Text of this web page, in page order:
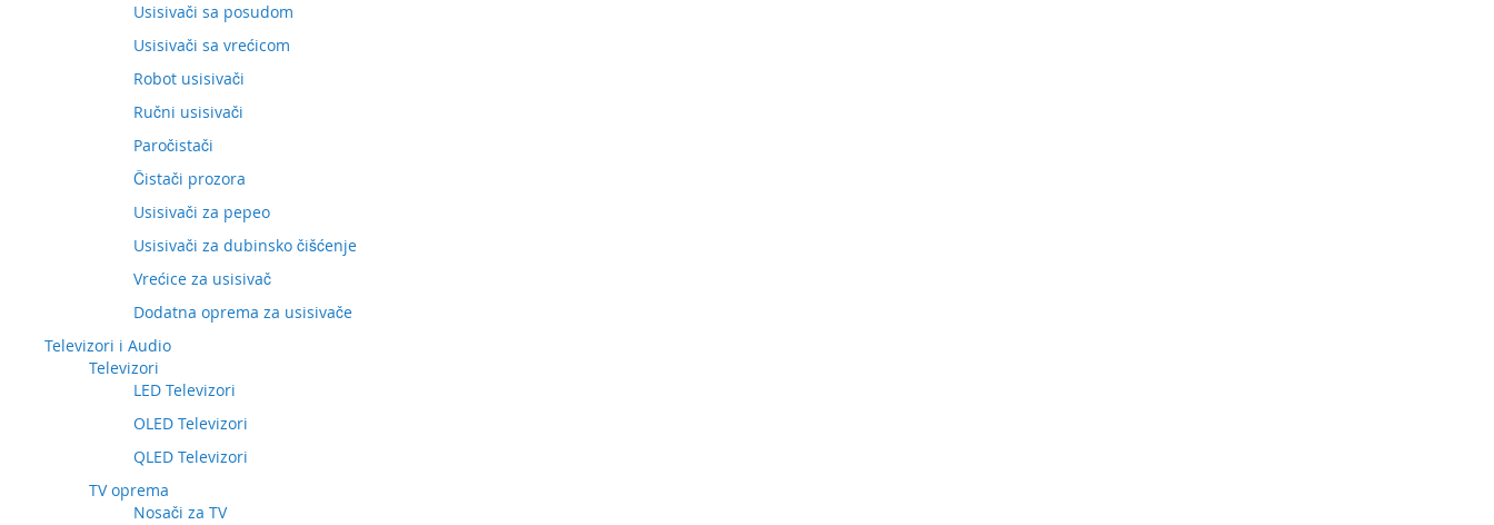
Usisivači sa posudom
Usisivači sa vrećicom
Robot usisivači
Ručni usisivači
Paročistači
Čistači prozora
Usisivači za pepeo
Usisivači za dubinsko čišćenje
Vrećice za usisivač
Dodatna oprema za usisivače
Televizori i Audio
Televizori
LED Televizori
OLED Televizori
QLED Televizori
TV oprema
Nosači za TV